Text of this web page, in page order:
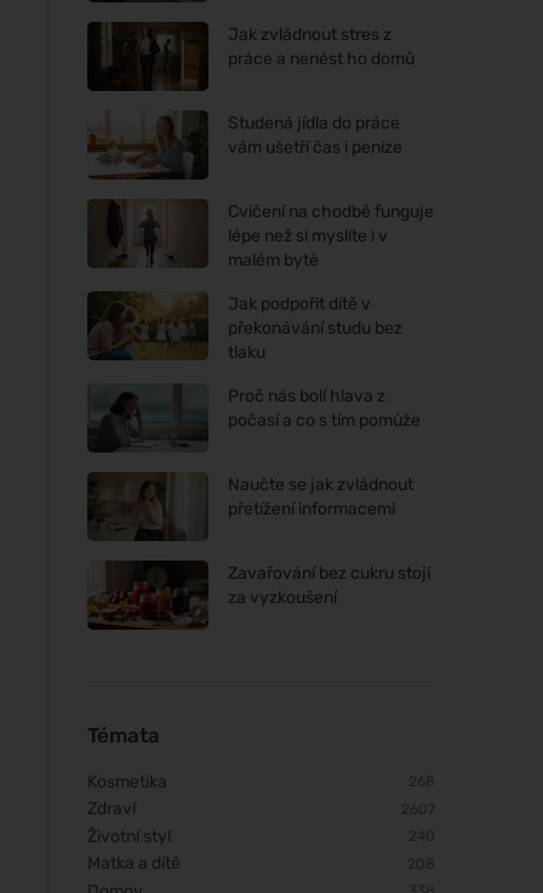
Jak zvládnout stres z
práce a nenést ho domů
Studená jídla do práce
vám ušetří čas i peníze
Cvičení na chodbě funguje
lépe než si myslíte i v
malém bytě
Jak podpořit dítě v
překonávání studu bez
tlaku
Proč nás bolí hlava z
počasí a co s tím pomůže
Naučte se jak zvládnout
přetížení informacemi
Zavařování bez cukru stojí
za vyzkoušení
Témata
Kosmetika 268
Zdraví 2607
Životní styl 240
Matka a dítě 208